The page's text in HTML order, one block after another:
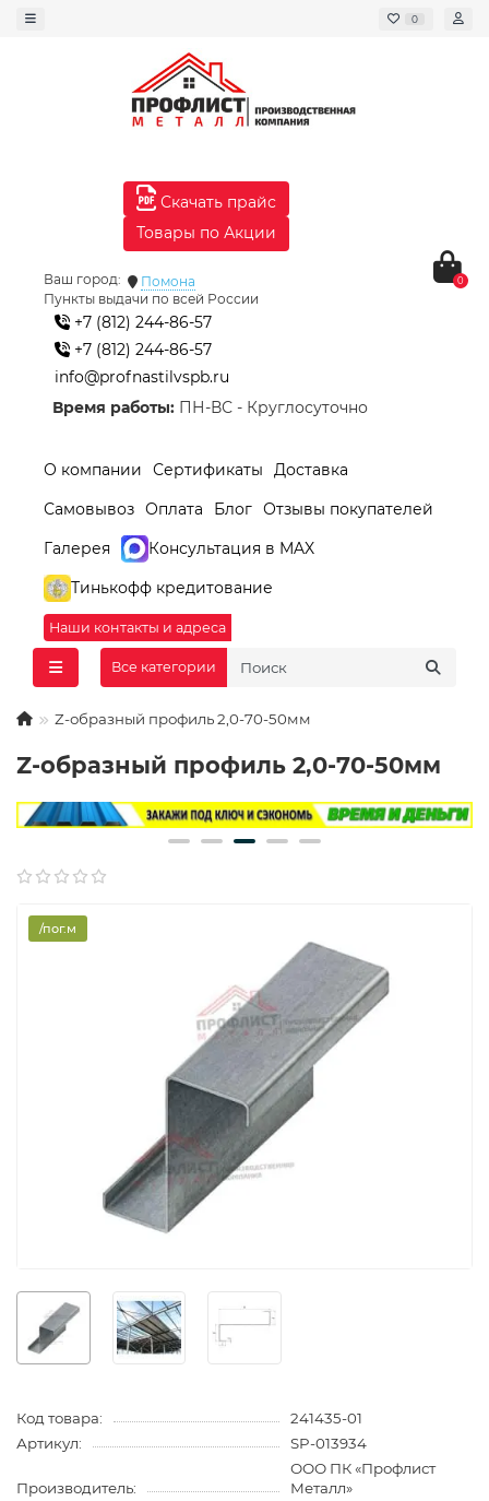
0
Скачать прайс
Товары по Акции
Ваш город:
Помона
Пункты выдачи по всей России
+7 (812) 244-86-57
+7 (812) 244-86-57
info@profnastilvspb.ru
Время работы: ПН-ВС - Круглосуточно
0
О компании Сертификаты
Доставка
Самовывоз Оплата Блог Отзывы покупателей
Галерея
Консультация в MAX
Тинькофф кредитование
Наши контакты и адреса
Все категории
Z-образный профиль 2,0-70-50мм
Z-образный профиль 2,0-70-50мм
/пог.м
Код товара:
241435-01
Артикул:
SP-013934
Производитель:
ООО ПК «Профлист
Металл»